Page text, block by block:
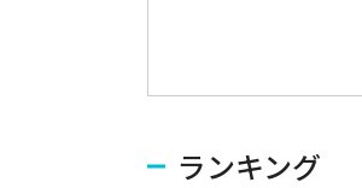
ランキング